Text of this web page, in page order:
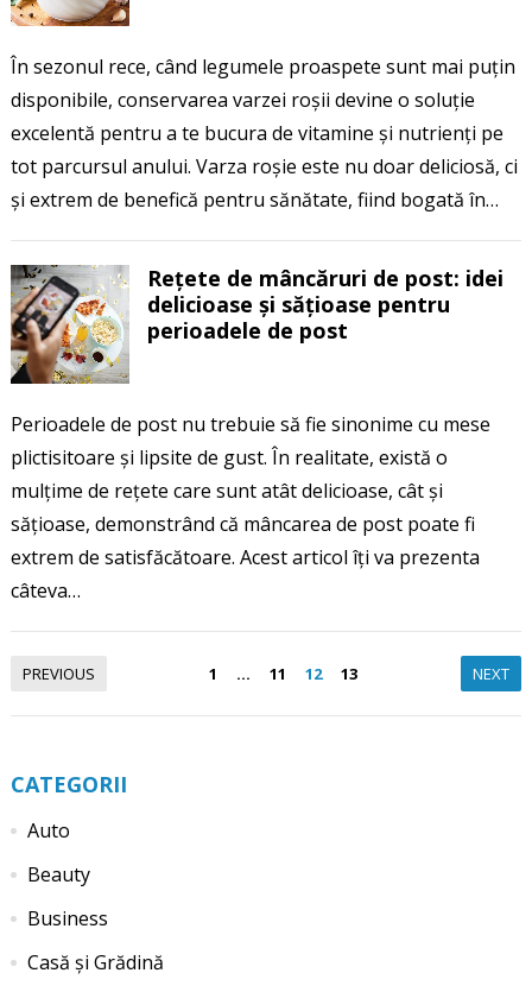
În sezonul rece, când legumele proaspete sunt mai puțin
disponibile, conservarea varzei roșii devine o soluție
excelentă pentru a te bucura de vitamine și nutrienți pe
tot parcursul anului. Varza roșie este nu doar deliciosă, ci
și extrem de benefică pentru sănătate, fiind bogată în…
Rețete de mâncăruri de post: idei
delicioase și sățioase pentru
perioadele de post
Perioadele de post nu trebuie să fie sinonime cu mese
plictisitoare și lipsite de gust. În realitate, există o
mulțime de rețete care sunt atât delicioase, cât și
sățioase, demonstrând că mâncarea de post poate fi
extrem de satisfăcătoare. Acest articol îți va prezenta
câteva…
Paginație
PREVIOUS 1 … 11 12 13 NEXT
CATEGORII
Auto
Beauty
Business
Casă și Grădină